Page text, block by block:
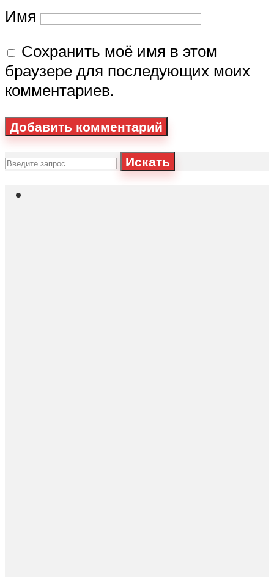
Имя
Сохранить моё имя в этом
браузере для последующих моих
комментариев.
Искать